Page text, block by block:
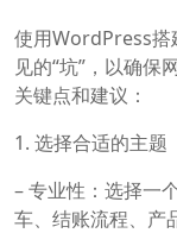
使用WordPress搭
见的“坑”，以确保
关键点和建议：
1. 选择合适的主题
– 专业性：选择一
车、结账流程、产